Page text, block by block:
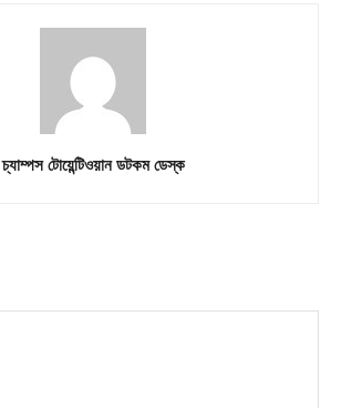
চ্যাম্পস টোয়েন্টিওয়ান ডটকম ডেস্ক